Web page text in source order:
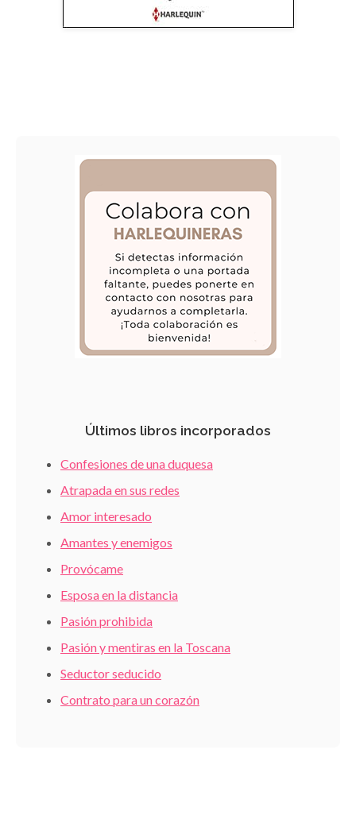
Últimos libros incorporados
Confesiones de una duquesa
Atrapada en sus redes
Amor interesado
Amantes y enemigos
Provócame
Esposa en la distancia
Pasión prohibida
Pasión y mentiras en la Toscana
Seductor seducido
Contrato para un corazón